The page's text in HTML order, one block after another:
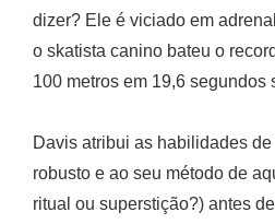
dizer? Ele é viciado em
o skatista canino bateu o
100 metros em 19,6 segundos
Davis atribui as habilidades
robusto e ao seu método de
ritual ou superstição?) antes